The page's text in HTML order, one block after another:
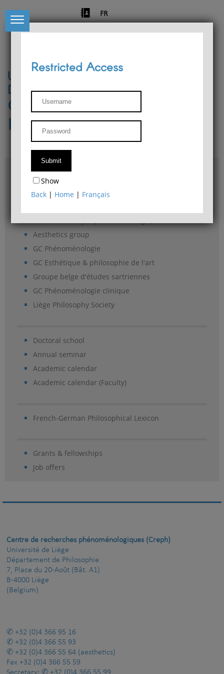
FR
University of Liège
Départment of Philosophy
Center for Phenomenological
Research
Access & maps
Philosophy Department Library
Aesthetics group
GC Phénoménologie
GC Esthétique & philosophie de l'art
Groupe belge d'études sartriennes
GC Phénoménologie clinique
Liège Philosophy Society
Doctoral school
Annual seminar
Academic calendar
Academic calendar (Faculty)
French-German Philosophical Lexicon
Grants & fellowships
Job offers
Restricted Access
Show
Back | Home | Français
Centre de recherches phénoménologiques (Creph)
Université de Liège
Département de Philosophie
7, Place du 20-Août (Bât. A1)
B-4000 Liège
(Belgium)
+32 (0)4 366 95 16
+32 (0)4 366 55 93
+32 (0)4 366 55 64 (aesthetics)
Fax +32 (0)4 366 55 59